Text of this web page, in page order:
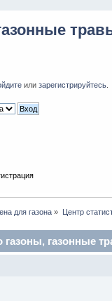
или зарегистрируйтесь
для газона » Центр
газонные